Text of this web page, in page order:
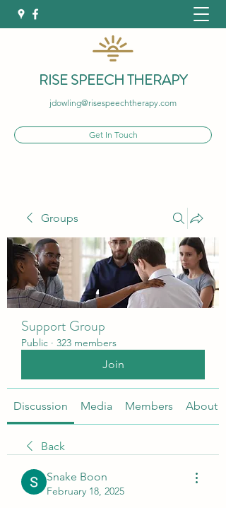
RISE SPEECH THERAPY
jdowling@risespeechtherapy.com
Get In Touch
Groups
Support Group
Public · 323 members
Join
Discussion Media Members About
Back
Snake Boon
February 18, 2025